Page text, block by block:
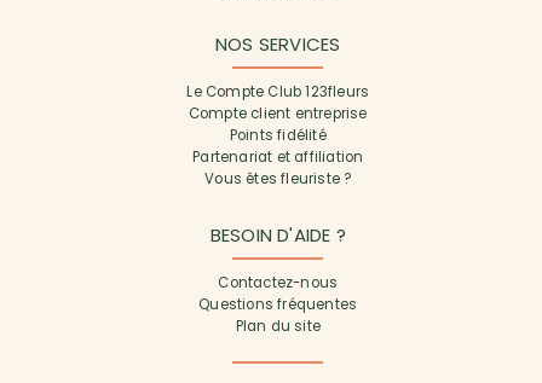
NOS SERVICES
Le Compte Club 123fleurs
Compte client entreprise
Points fidélité
Partenariat et affiliation
Vous êtes fleuriste ?
BESOIN D'AIDE ?
Contactez-nous
Questions fréquentes
Plan du site